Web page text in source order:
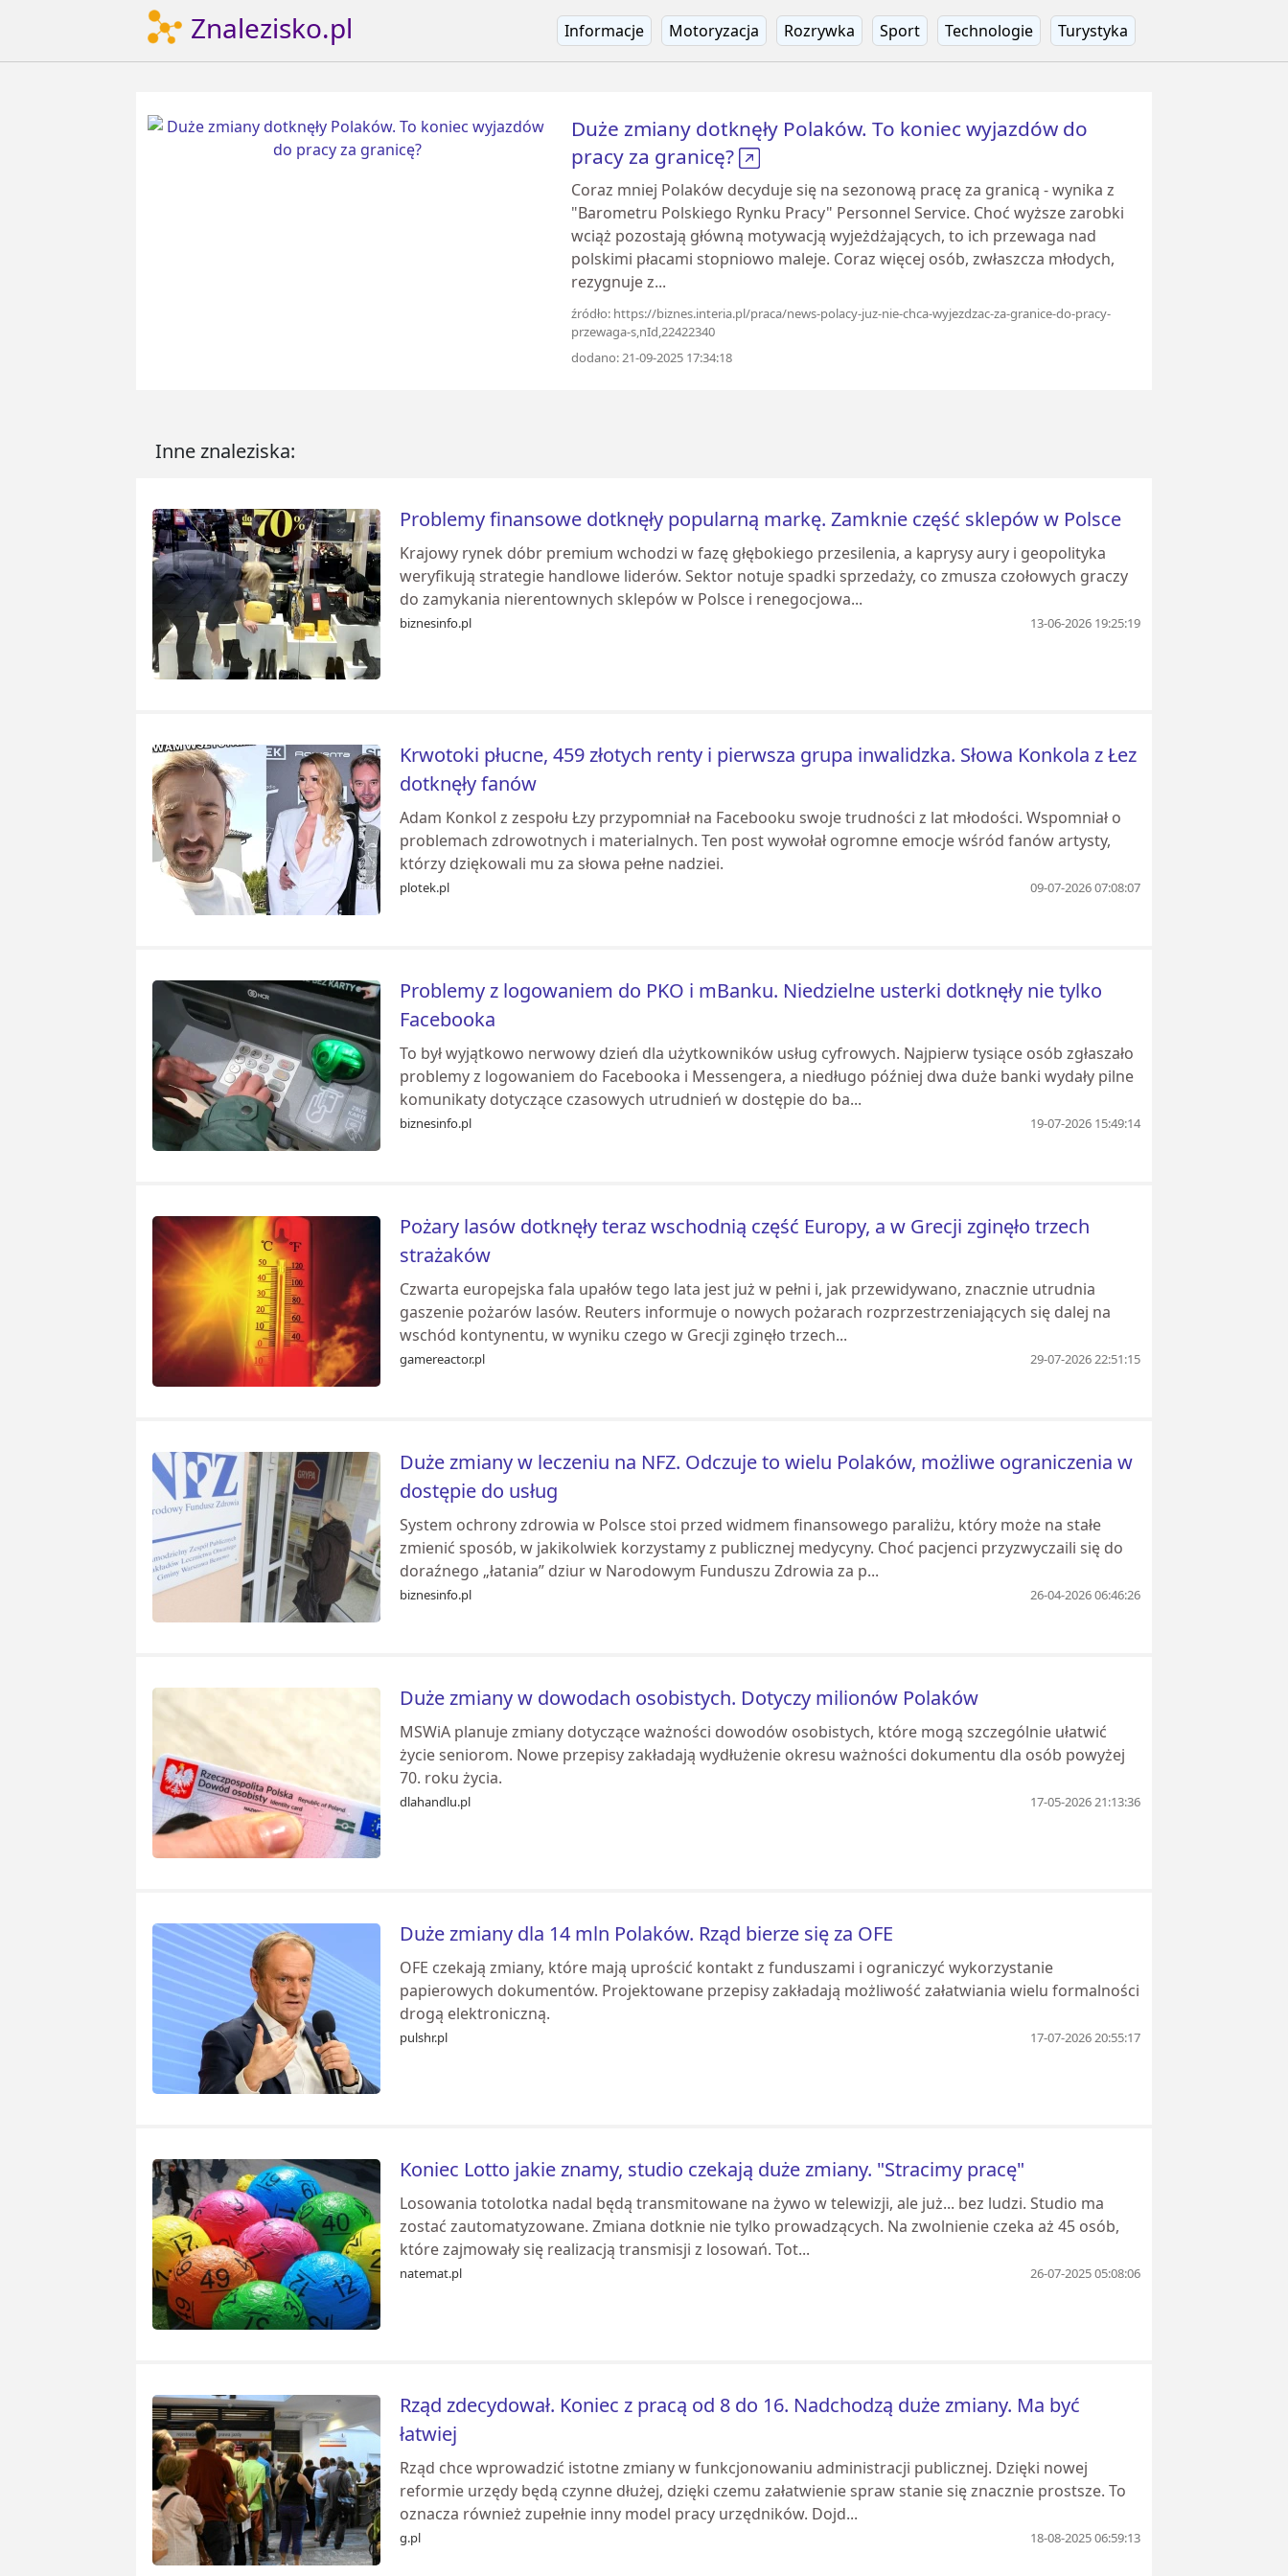
Znalezisko.pl Informacje Motoryzacja Rozrywka Sport Technologie Turystyka
Duże zmiany dotknęły Polaków. To koniec wyjazdów do
pracy za granicę?
Coraz mniej Polaków decyduje się na sezonową pracę za granicą - wynika z
"Barometru Polskiego Rynku Pracy" Personnel Service. Choć wyższe zarobki
wciąż pozostają główną motywacją wyjeżdżających, to ich przewaga nad
polskimi płacami stopniowo maleje. Coraz więcej osób, zwłaszcza młodych,
rezygnuje z...
źródło: https://biznes.interia.pl/praca/news-polacy-juz-nie-chca-wyjezdzac-za-granice-do-pracy-
przewaga-s,nId,22422340
dodano: 21-09-2025 17:34:18
Inne znaleziska:
Problemy finansowe dotknęły popularną markę. Zamknie część sklepów w Polsce
Krajowy rynek dóbr premium wchodzi w fazę głębokiego przesilenia, a kaprysy aury i geopolityka
weryfikują strategie handlowe liderów. Sektor notuje spadki sprzedaży, co zmusza czołowych graczy
do zamykania nierentownych sklepów w Polsce i renegocjowa...
biznesinfo.pl 13-06-2026 19:25:19
Krwotoki płucne, 459 złotych renty i pierwsza grupa inwalidzka. Słowa Konkola z Łez
dotknęły fanów
Adam Konkol z zespołu Łzy przypomniał na Facebooku swoje trudności z lat młodości. Wspomniał o
problemach zdrowotnych i materialnych. Ten post wywołał ogromne emocje wśród fanów artysty,
którzy dziękowali mu za słowa pełne nadziei.
plotek.pl 09-07-2026 07:08:07
Problemy z logowaniem do PKO i mBanku. Niedzielne usterki dotknęły nie tylko
Facebooka
To był wyjątkowo nerwowy dzień dla użytkowników usług cyfrowych. Najpierw tysiące osób zgłaszało
problemy z logowaniem do Facebooka i Messengera, a niedługo później dwa duże banki wydały pilne
komunikaty dotyczące czasowych utrudnień w dostępie do ba...
biznesinfo.pl 19-07-2026 15:49:14
Pożary lasów dotknęły teraz wschodnią część Europy, a w Grecji zginęło trzech
strażaków
Czwarta europejska fala upałów tego lata jest już w pełni i, jak przewidywano, znacznie utrudnia
gaszenie pożarów lasów. Reuters informuje o nowych pożarach rozprzestrzeniających się dalej na
wschód kontynentu, w wyniku czego w Grecji zginęło trzech...
gamereactor.pl 29-07-2026 22:51:15
Duże zmiany w leczeniu na NFZ. Odczuje to wielu Polaków, możliwe ograniczenia w
dostępie do usług
System ochrony zdrowia w Polsce stoi przed widmem finansowego paraliżu, który może na stałe
zmienić sposób, w jakikolwiek korzystamy z publicznej medycyny. Choć pacjenci przyzwyczaili się do
doraźnego „łatania” dziur w Narodowym Funduszu Zdrowia za p...
biznesinfo.pl 26-04-2026 06:46:26
Duże zmiany w dowodach osobistych. Dotyczy milionów Polaków
MSWiA planuje zmiany dotyczące ważności dowodów osobistych, które mogą szczególnie ułatwić
życie seniorom. Nowe przepisy zakładają wydłużenie okresu ważności dokumentu dla osób powyżej
70. roku życia.
dlahandlu.pl 17-05-2026 21:13:36
Duże zmiany dla 14 mln Polaków. Rząd bierze się za OFE
OFE czekają zmiany, które mają uprościć kontakt z funduszami i ograniczyć wykorzystanie
papierowych dokumentów. Projektowane przepisy zakładają możliwość załatwiania wielu formalności
drogą elektroniczną.
pulshr.pl 17-07-2026 20:55:17
Koniec Lotto jakie znamy, studio czekają duże zmiany. "Stracimy pracę"
Losowania totolotka nadal będą transmitowane na żywo w telewizji, ale już... bez ludzi. Studio ma
zostać zautomatyzowane. Zmiana dotknie nie tylko prowadzących. Na zwolnienie czeka aż 45 osób,
które zajmowały się realizacją transmisji z losowań. Tot...
natemat.pl 26-07-2025 05:08:06
Rząd zdecydował. Koniec z pracą od 8 do 16. Nadchodzą duże zmiany. Ma być
łatwiej
Rząd chce wprowadzić istotne zmiany w funkcjonowaniu administracji publicznej. Dzięki nowej
reformie urzędy będą czynne dłużej, dzięki czemu załatwienie spraw stanie się znacznie prostsze. To
oznacza również zupełnie inny model pracy urzędników. Dojd...
g.pl 18-08-2025 06:59:13